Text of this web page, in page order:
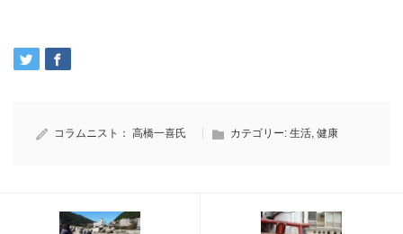
コラムニスト： 高橋一喜氏 カテゴリー: 生活, 健康